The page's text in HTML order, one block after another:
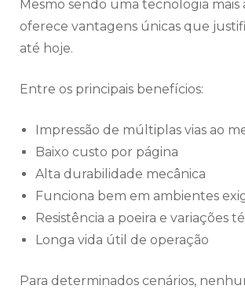
Mesmo sendo uma tecnologia mais
oferece vantagens únicas que
até hoje.
Entre os principais benefícios:
Impressão de múltiplas vias ao
Baixo custo por página
Alta durabilidade mecânica
Funciona bem em ambientes
Resistência a poeira e variações
Longa vida útil de operação
Para determinados cenários,